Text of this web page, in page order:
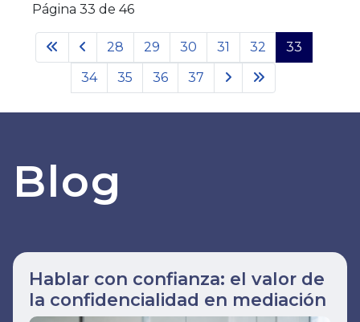
Página 33 de 46
28 29 30 31 32
33
34
35 36 37
Blog
Hablar con confianza: el valor de
la confidencialidad en mediación